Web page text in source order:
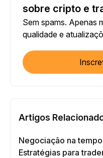
sobre cripto e
Sem spams. Apenas
qualidade e
Artigos
Negociação na
Estratégias para